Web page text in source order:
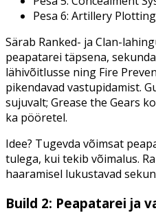
Pesa 6: Artillery
Särab Ranked- ja Clan-
peapatarei täpsena,
lähivõitlusse ning Fire
pikendavad vastupidamist.
sujuvalt; Grease the Gears
ka pööretel.
Idee? Tugevda võimsat
tulega, kui tekib võimalus.
haaramisel lukustavad
Build 2: Peapatarei ja